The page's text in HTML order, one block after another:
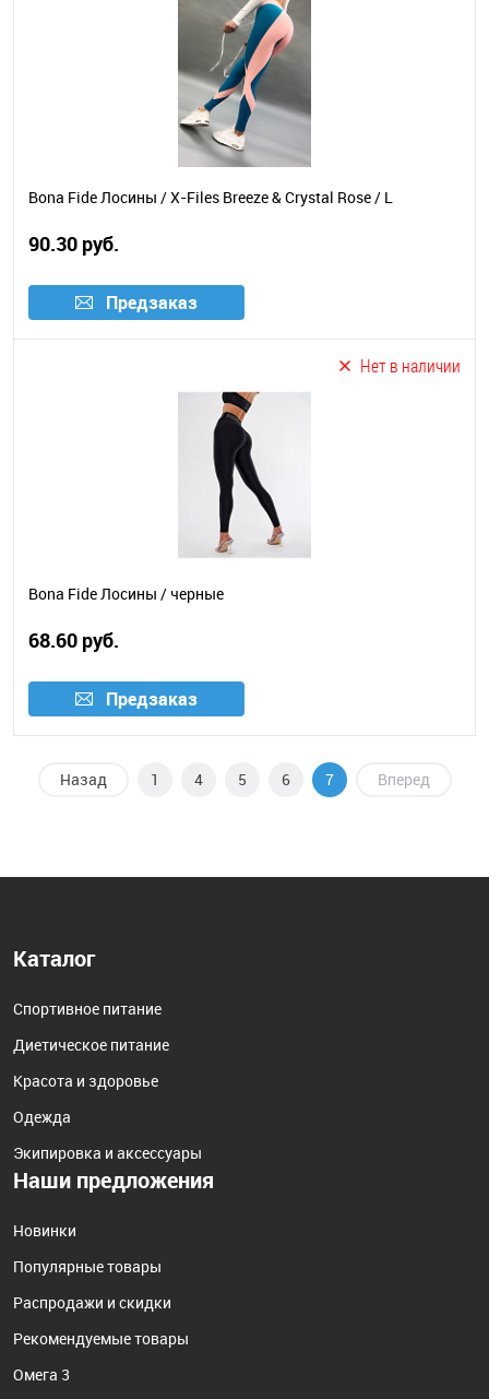
Bona Fide Лосины / X-Files Breeze & Crystal Rose / L
90.30 руб.
Предзаказ
Нет в наличии
Bona Fide Лосины / черные
68.60 руб.
Предзаказ
Назад 1 4 5 6 7 Вперед
Каталог
Спортивное питание
Диетическое питание
Красота и здоровье
Одежда
Экипировка и аксессуары
Наши предложения
Новинки
Популярные товары
Распродажи и скидки
Рекомендуемые товары
Омега 3